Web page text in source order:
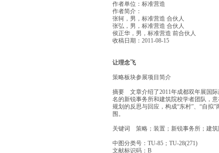
作者单位：标准营造
作者简介：
张轲，男，标准营造 合伙人
张弘，男，标准营造 合伙人
侯正华，男，标准营造 前合伙人
收稿日期：2011-08-15
让理念飞
策略板块参展项目简介
摘要 文章介绍了2011年成都双年展国
名的新锐事务所和建筑院校学者团队，
规划的反思与回应，构成“东村”、“自拟
围。
关键词 策略；装置；新锐事务所；建筑
中图分类号：TU-85；TU-28(271)
文献标识码：B